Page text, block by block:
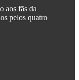
aos fãs da
pelos quatro